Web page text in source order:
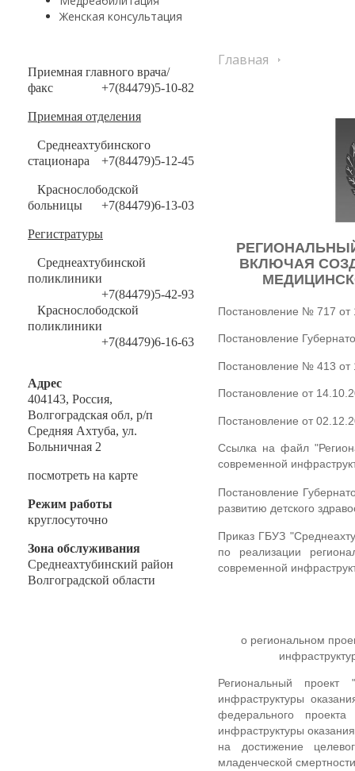
Женская консультация
Приемная главного врача/
факс
+7(84479)5-10-82
Приемная отделения
Среднеахтубинского
стационара
+7(84479)5-12-45
Краснослободской
больницы
+7(84479)6-13-03
Регистратуры
Среднеахтубинской
поликлиники
+7(84479)5-42-93
Краснослободской
поликлиники
+7(84479)6-16-63
Адрес
404143, Россия,
Волгоградская обл, р/п
Средняя Ахтуба, ул.
Больничная 2
посмотреть на карте
Режим работы
круглосуточно
Зона обслуживания
Среднеахтубинский район
Волгоградской области
Главная
ВКЛЮЧАЯ
Постановление № 717
Постановление
Постановление № 413
Постановление от
Постановление от
Ссылка на файл
современной
Постановление
развитию детского
Приказ ГБУЗ
по реализации
современной
о региональном
Региональный проект
инфраструктуры
федерального
инфраструктуры
на достижение
младенческой